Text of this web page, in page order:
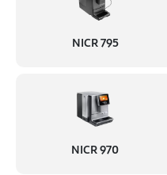
NICR 795
NICR 970